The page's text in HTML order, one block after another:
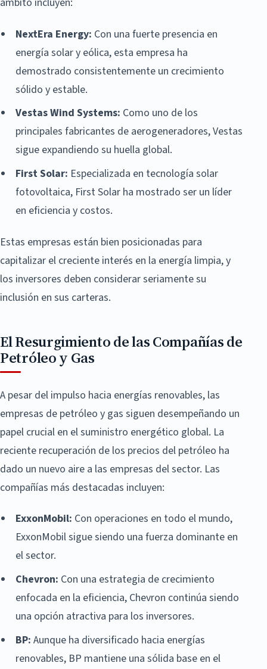
NextEra Energy: Con una fuerte presencia en
energía solar y eólica, esta empresa ha
demostrado consistentemente un crecimiento
sólido y estable.
Vestas Wind Systems: Como uno de los
principales fabricantes de aerogeneradores, Vestas
sigue expandiendo su huella global.
First Solar: Especializada en tecnología solar
fotovoltaica, First Solar ha mostrado ser un líder
en eficiencia y costos.
Estas empresas están bien posicionadas para
capitalizar el creciente interés en la energía limpia, y
los inversores deben considerar seriamente su
inclusión en sus carteras.
El Resurgimiento de las Compañías de
Petróleo y Gas
A pesar del impulso hacia energías renovables, las
empresas de petróleo y gas siguen desempeñando un
papel crucial en el suministro energético global. La
reciente recuperación de los precios del petróleo ha
dado un nuevo aire a las empresas del sector. Las
compañías más destacadas incluyen:
ExxonMobil: Con operaciones en todo el mundo,
ExxonMobil sigue siendo una fuerza dominante en
el sector.
Chevron: Con una estrategia de crecimiento
enfocada en la eficiencia, Chevron continúa siendo
una opción atractiva para los inversores.
BP: Aunque ha diversificado hacia energías
renovables, BP mantiene una sólida base en el